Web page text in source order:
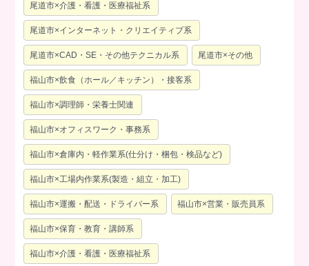
尾道市×介護・看護・医療福祉系
尾道市×インターネット・クリエイティブ系
尾道市×CAD・SE・その他テクニカル系 尾道市×その他
福山市×飲食（ホール／キッチン）・接客系
福山市×調理師・栄養士関連
福山市×オフィスワーク・事務系
福山市×倉庫内・軽作業系(仕分け・梱包・検品など)
福山市×工場内作業系(製造・組立・加工)
福山市×運搬・配送・ドライバー系 福山市×営業・販売員系
福山市×保育・教育・講師系
福山市×介護・看護・医療福祉系